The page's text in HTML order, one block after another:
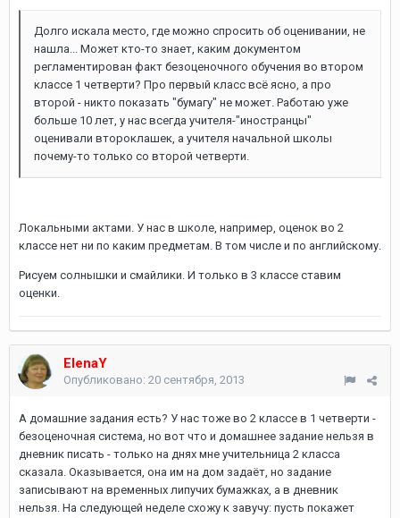
Долго искала место, где можно спросить об оценивании, не
нашла... Может кто-то знает, каким документом
регламентирован факт безоценочного обучения во втором
классе 1 четверти? Про первый класс всё ясно, а про
второй - никто показать "бумагу" не может. Работаю уже
больше 10 лет, у нас всегда учителя-"иностранцы"
оценивали второклашек, а учителя начальной школы
почему-то только со второй четверти.
Локальными актами. У нас в школе, например, оценок во 2
классе нет ни по каким предметам. В том числе и по английскому.
Рисуем солнышки и смайлики. И только в 3 классе ставим
оценки.
ElenaY
Опубликовано: 20 сентября, 2013
А домашние задания есть? У нас тоже во 2 классе в 1 четверти -
безоценочная система, но вот что и домашнее задание нельзя в
дневник писать - только на днях мне учительница 2 класса
сказала. Оказывается, она им на дом задаёт, но задание
записывают на временных липучих бумажках, а в дневник
нельзя. На следующей неделе схожу к завучу: пусть покажет